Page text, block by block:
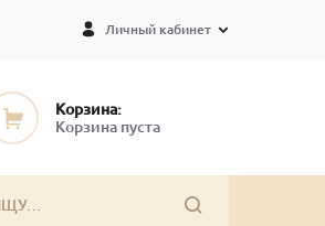
Личный кабинет
Корзина:
Корзина пуста